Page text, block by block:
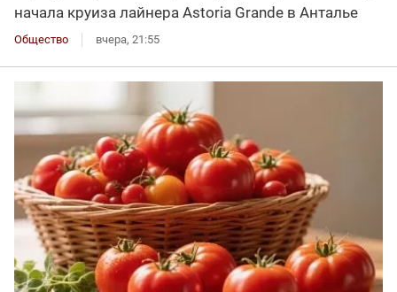
начала круиза лайнера Astoria Grande в Анталье
Общество вчера, 21:55